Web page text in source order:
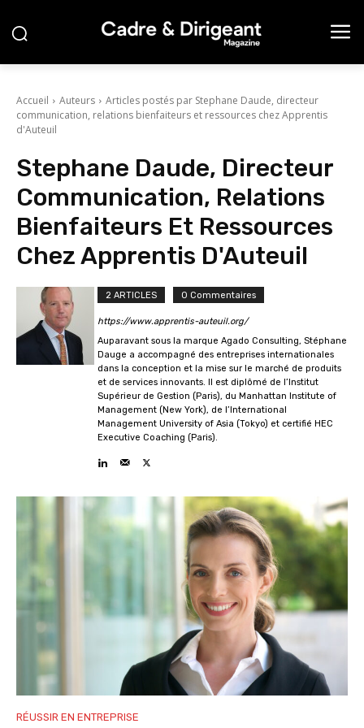
Accueil Auteurs
Articles postés par Stephane Daude, directeur
communication, relations bienfaiteurs et ressources chez Apprentis
d'Auteuil
Stephane Daude, Directeur
Communication, Relations
Bienfaiteurs Et Ressources
Chez Apprentis D'Auteuil
2 ARTICLES 0 Commentaires
https://www.apprentis-auteuil.org/
Auparavant sous la marque Agado Consulting, Stéphane
Dauge a accompagné des entreprises internationales
dans la conception et la mise sur le marché de produits
et de services innovants. Il est diplômé de l’Institut
Supérieur de Gestion (Paris), du Manhattan Institute of
Management (New York), de l’International
Management University of Asia (Tokyo) et certifié HEC
Executive Coaching (Paris).
RÉUSSIR EN ENTREPRISE